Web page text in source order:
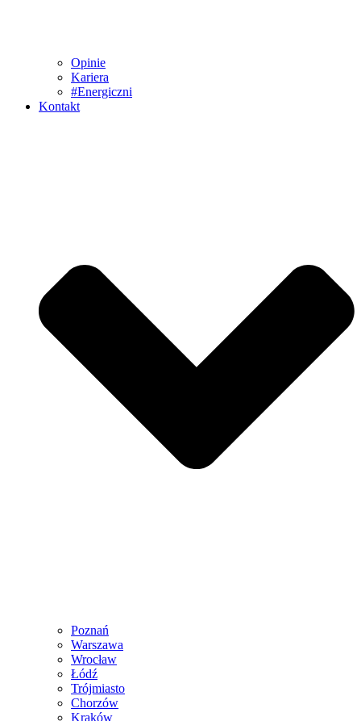
Opinie
Kariera
#Energiczni
Kontakt
Poznań
Warszawa
Wrocław
Łódź
Trójmiasto
Chorzów
Kraków